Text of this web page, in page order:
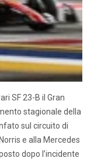
SF 23-B il Gran
stagionale della
sul circuito di
e alla Mercedes
dopo l’incidente